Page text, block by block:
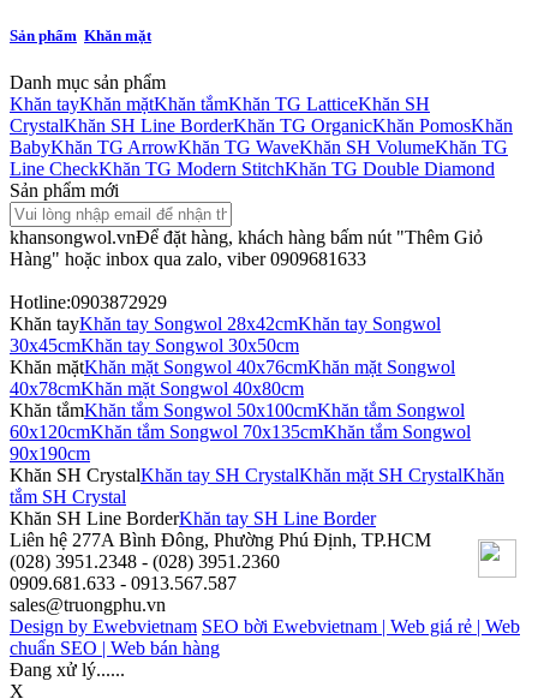
Sản phẩm Khăn mặt
Danh mục sản phẩm
Khăn tayKhăn mặtKhăn tắmKhăn TG LatticeKhăn SH
CrystalKhăn SH Line BorderKhăn TG OrganicKhăn PomosKhăn
BabyKhăn TG ArrowKhăn TG WaveKhăn SH VolumeKhăn TG
Line CheckKhăn TG Modern StitchKhăn TG Double Diamond
Sản phẩm mới
khansongwol.vnĐể đặt hàng, khách hàng bấm nút "Thêm Giỏ
Hàng" hoặc inbox qua zalo, viber 0909681633
Hotline:0903872929
Khăn tayKhăn tay Songwol 28x42cmKhăn tay Songwol
30x45cmKhăn tay Songwol 30x50cm
Khăn mặtKhăn mặt Songwol 40x76cmKhăn mặt Songwol
40x78cmKhăn mặt Songwol 40x80cm
Khăn tắmKhăn tắm Songwol 50x100cmKhăn tắm Songwol
60x120cmKhăn tắm Songwol 70x135cmKhăn tắm Songwol
90x190cm
Khăn SH CrystalKhăn tay SH CrystalKhăn mặt SH CrystalKhăn
tắm SH Crystal
Khăn SH Line BorderKhăn tay SH Line Border
Liên hệ 277A Bình Đông, Phường Phú Định, TP.HCM
(028) 3951.2348 - (028) 3951.2360
0909.681.633 - 0913.567.587
sales@truongphu.vn
Design by Ewebvietnam SEO bời Ewebvietnam | Web giá rẻ | Web
chuẩn SEO | Web bán hàng
Đang xử lý......
X